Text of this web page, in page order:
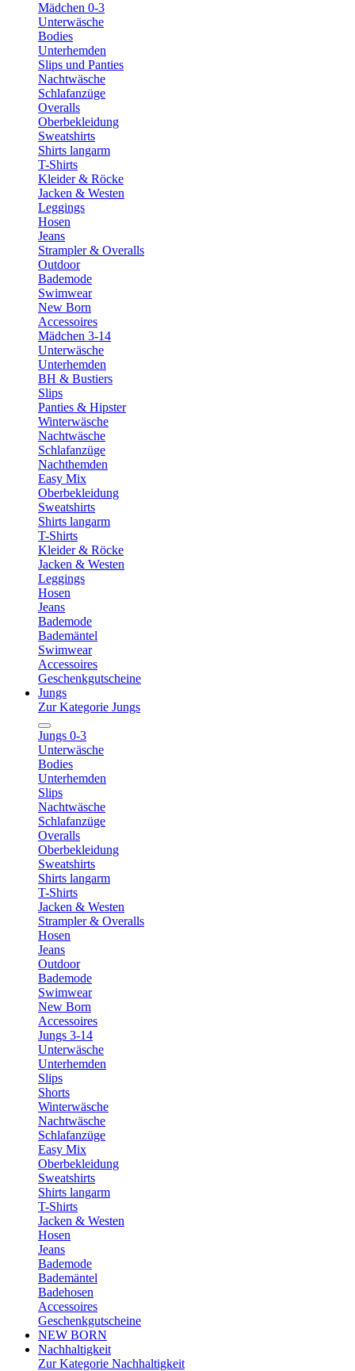
Mädchen 0-3
Unterwäsche
Bodies
Unterhemden
Slips und Panties
Nachtwäsche
Schlafanzüge
Overalls
Oberbekleidung
Sweatshirts
Shirts langarm
T-Shirts
Kleider & Röcke
Jacken & Westen
Leggings
Hosen
Jeans
Strampler & Overalls
Outdoor
Bademode
Swimwear
New Born
Accessoires
Mädchen 3-14
Unterwäsche
Unterhemden
BH & Bustiers
Slips
Panties & Hipster
Winterwäsche
Nachtwäsche
Schlafanzüge
Nachthemden
Easy Mix
Oberbekleidung
Sweatshirts
Shirts langarm
T-Shirts
Kleider & Röcke
Jacken & Westen
Leggings
Hosen
Jeans
Bademode
Bademäntel
Swimwear
Accessoires
Geschenkgutscheine
Jungs
Zur Kategorie Jungs
Jungs 0-3
Unterwäsche
Bodies
Unterhemden
Slips
Nachtwäsche
Schlafanzüge
Overalls
Oberbekleidung
Sweatshirts
Shirts langarm
T-Shirts
Jacken & Westen
Strampler & Overalls
Hosen
Jeans
Outdoor
Bademode
Swimwear
New Born
Accessoires
Jungs 3-14
Unterwäsche
Unterhemden
Slips
Shorts
Winterwäsche
Nachtwäsche
Schlafanzüge
Easy Mix
Oberbekleidung
Sweatshirts
Shirts langarm
T-Shirts
Jacken & Westen
Hosen
Jeans
Bademode
Bademäntel
Badehosen
Accessoires
Geschenkgutscheine
NEW BORN
Nachhaltigkeit
Zur Kategorie Nachhaltigkeit